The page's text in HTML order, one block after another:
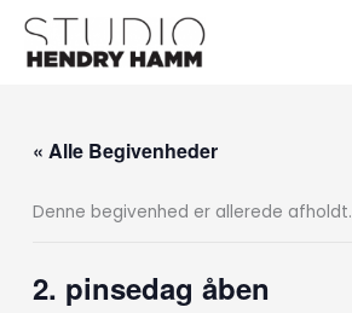
indholdet
« Alle Begivenheder
Denne begivenhed er allerede afholdt.
2. pinsedag åben